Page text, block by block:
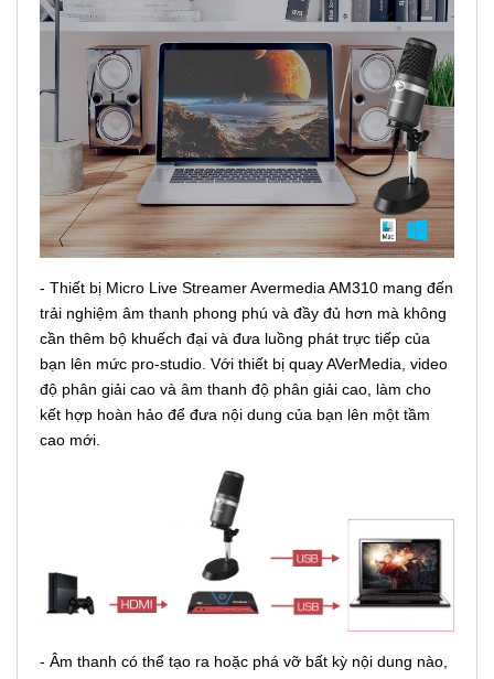
- Thiết bị Micro Live Streamer Avermedia AM310 mang đến
trải nghiệm âm thanh phong phú và đầy đủ hơn mà không
cần thêm bộ khuếch đại và đưa luồng phát trực tiếp của
bạn lên mức pro-studio. Với thiết bị quay AVerMedia, video
độ phân giải cao và âm thanh độ phân giải cao, làm cho
kết hợp hoàn hảo để đưa nội dung của bạn lên một tầm
cao mới.
- Âm thanh có thể tạo ra hoặc phá vỡ bất kỳ nội dung nào,